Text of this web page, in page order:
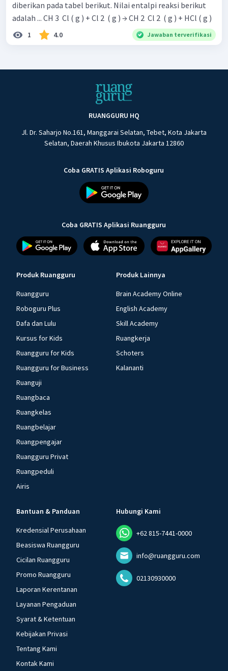
diberikan pada tabel berikut. Nilai entalpi reaksi berikut
adalah ... CH 3 ​ Cl ( g ) + Cl 2 ​ ( g ) → CH 2 ​ Cl 2 ​ ( g ) + HCl ( g )
1 4.0 Jawaban terverifikasi
RUANGGURU HQ
Jl. Dr. Saharjo No.161, Manggarai Selatan, Tebet, Kota Jakarta
Selatan, Daerah Khusus Ibukota Jakarta 12860
Coba GRATIS Aplikasi Roboguru
Coba GRATIS Aplikasi Ruangguru
Produk Ruangguru
Ruangguru
Roboguru Plus
Dafa dan Lulu
Kursus for Kids
Ruangguru for Kids
Ruangguru for Business
Ruanguji
Ruangbaca
Ruangkelas
Ruangbelajar
Ruangpengajar
Ruangguru Privat
Ruangpeduli
Airis
Produk Lainnya
Brain Academy Online
English Academy
Skill Academy
Ruangkerja
Schoters
Kalananti
Bantuan & Panduan
Kredensial Perusahaan
Beasiswa Ruangguru
Cicilan Ruangguru
Promo Ruangguru
Laporan Kerentanan
Layanan Pengaduan
Syarat & Ketentuan
Kebijakan Privasi
Tentang Kami
Kontak Kami
Hubungi Kami
+62 815-7441-0000
info@ruangguru.com
02130930000